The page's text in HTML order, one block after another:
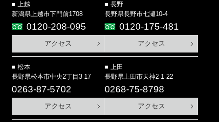
上越
新潟県上越市下門前1708
0120-208-095
アクセス
長野
長野県長野市七瀬10-4
0120-175-481
アクセス
松本
長野県松本市中央2丁目3-17
0263-87-5702
アクセス
上田
長野県上田市天神2-1-22
0268-75-8798
アクセス